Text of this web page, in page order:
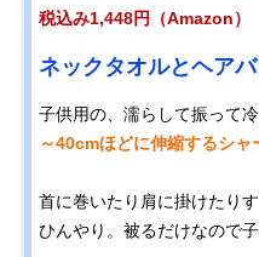
税込み1,448円（Amazon）
ネックタオルとヘア
子供用の、濡らして振って
～40cmほどに伸縮するシャ
首に巻いたり肩に掛けたり
ひんやり。被るだけなので子